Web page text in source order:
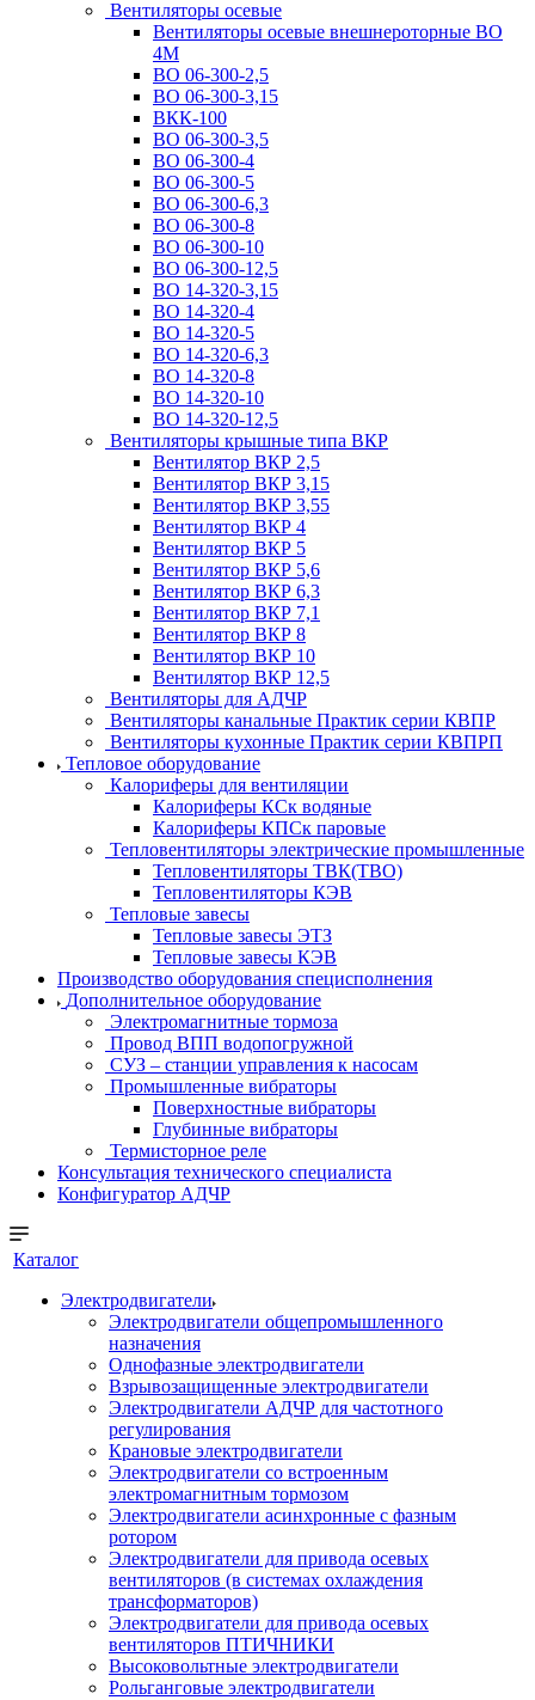
Вентиляторы осевые
Вентиляторы осевые внешнероторные ВО
4М
ВО 06-300-2,5
ВО 06-300-3,15
ВКК-100
ВО 06-300-3,5
ВО 06-300-4
ВО 06-300-5
ВО 06-300-6,3
ВО 06-300-8
ВО 06-300-10
ВО 06-300-12,5
ВО 14-320-3,15
ВО 14-320-4
ВО 14-320-5
ВО 14-320-6,3
ВО 14-320-8
ВО 14-320-10
ВО 14-320-12,5
Вентиляторы крышные типа ВКР
Вентилятор ВКР 2,5
Вентилятор ВКР 3,15
Вентилятор ВКР 3,55
Вентилятор ВКР 4
Вентилятор ВКР 5
Вентилятор ВКР 5,6
Вентилятор ВКР 6,3
Вентилятор ВКР 7,1
Вентилятор ВКР 8
Вентилятор ВКР 10
Вентилятор ВКР 12,5
Вентиляторы для АДЧР
Вентиляторы канальные Практик серии КВПР
Вентиляторы кухонные Практик серии КВПРП
Тепловое оборудование
Калориферы для вентиляции
Калориферы КСк водяные
Калориферы КПСк паровые
Тепловентиляторы электрические промышленные
Тепловентиляторы ТВК(ТВО)
Тепловентиляторы КЭВ
Тепловые завесы
Тепловые завесы ЭТЗ
Тепловые завесы КЭВ
Производство оборудования специсполнения
Дополнительное оборудование
Электромагнитные тормоза
Провод ВПП водопогружной
СУЗ – станции управления к насосам
Промышленные вибраторы
Поверхностные вибраторы
Глубинные вибраторы
Термисторное реле
Консультация технического специалиста
Конфигуратор АДЧР
Каталог
Электродвигатели
Электродвигатели общепромышленного
назначения
Однофазные электродвигатели
Взрывозащищенные электродвигатели
Электродвигатели АДЧР для частотного
регулирования
Крановые электродвигатели
Электродвигатели со встроенным
электромагнитным тормозом
Электродвигатели асинхронные с фазным
ротором
Электродвигатели для привода осевых
вентиляторов (в системах охлаждения
трансформаторов)
Электродвигатели для привода осевых
вентиляторов ПТИЧНИКИ
Высоковольтные электродвигатели
Рольганговые электродвигатели